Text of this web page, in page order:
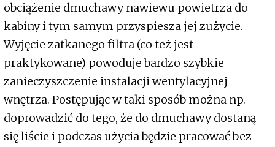
obciążenie dmuchawy nawiewu powietrza do
kabiny i tym samym przyspiesza jej zużycie.
Wyjęcie zatkanego filtra (co też jest
praktykowane) powoduje bardzo szybkie
zanieczyszczenie instalacji wentylacyjnej
wnętrza. Postępując w taki sposób można np.
doprowadzić do tego, że do dmuchawy dostaną
się liście i podczas użycia będzie pracować bez